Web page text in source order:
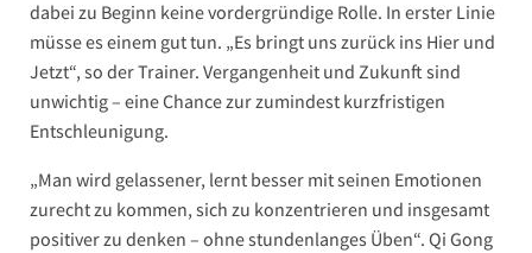
dabei zu Beginn keine vordergründige Rolle. In erster Linie
müsse es einem gut tun. „Es bringt uns zurück ins Hier und
Jetzt“, so der Trainer. Vergangenheit und Zukunft sind
unwichtig – eine Chance zur zumindest kurzfristigen
Entschleunigung.
„Man wird gelassener, lernt besser mit seinen Emotionen
zurecht zu kommen, sich zu konzentrieren und insgesamt
positiver zu denken – ohne stundenlanges Üben“. Qi Gong